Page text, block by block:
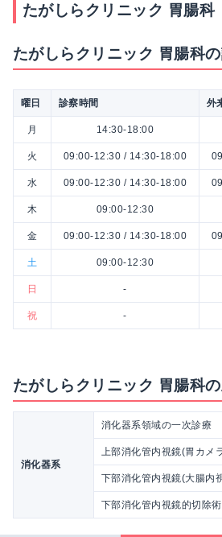
たがしらクリニック 胃腸科
たがしらクリニック 胃腸科
曜日 診察時間 外
月 14:30-18:00
火 09:00-12:30 / 14:30-18:00
水 09:00-12:30 / 14:30-18:00
木 09:00-12:30
金 09:00-12:30 / 14:30-18:00
土 09:00-12:30
日 -
祝 -
たがしらクリニック 胃腸科
消化器系
消化器系領域の一次診療
上部消化管内視鏡(胃カメ
下部消化管内視鏡(大腸内
下部消化管内視鏡的切除術